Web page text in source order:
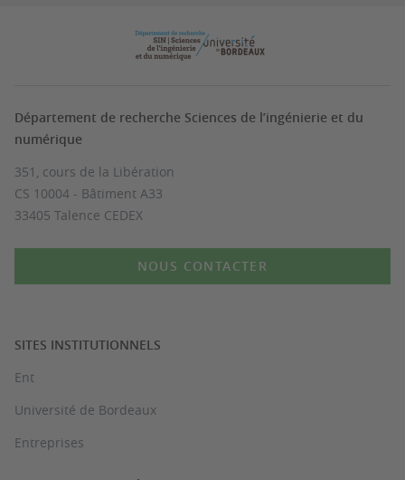
Département de recherche Sciences de l’ingénierie et du
numérique
351, cours de la Libération
CS 10004 - Bâtiment A33
33405 Talence CEDEX
NOUS CONTACTER
SITES INSTITUTIONNELS
Ent
Université de Bordeaux
Entreprises